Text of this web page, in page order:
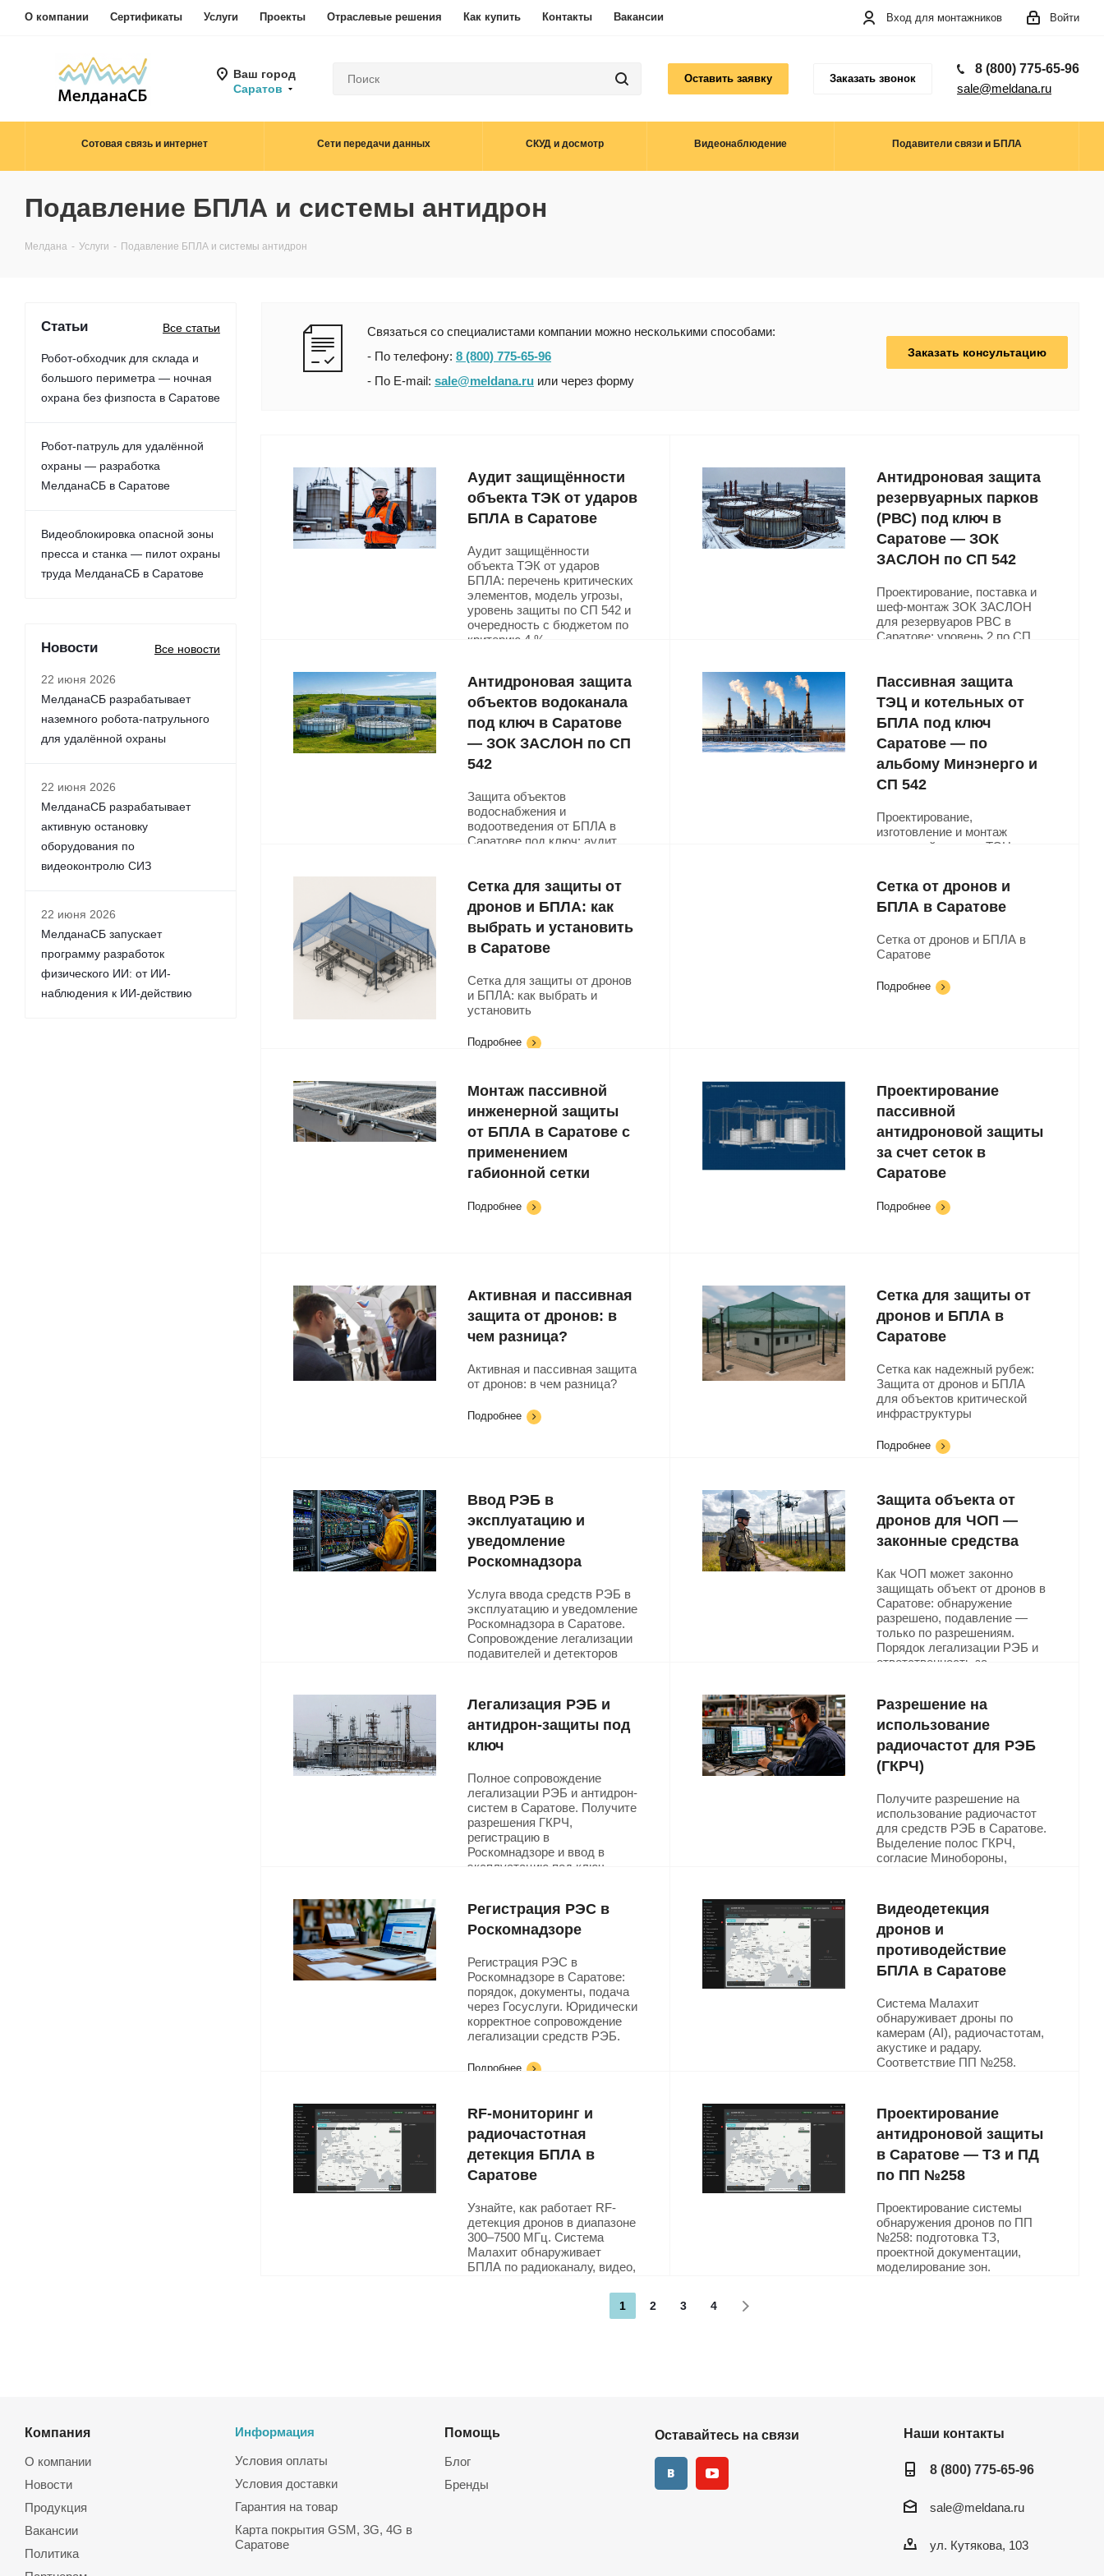
О компании Сертификаты Услуги Проекты Отраслевые решения Как купить Контакты Вакансии Войти
Вход для монтажников
Ваш город
Саратов
Оставить заявку Заказать звонок
8 (800) 775-65-96
sale@meldana.ru
Сотовая связь и интернет Сети передачи данных СКУД и досмотр Видеонаблюдение Подавители связи и БПЛА
Подавление БПЛА и системы антидрон
Мелдана - Услуги - Подавление БПЛА и системы антидрон
Связаться со специалистами компании можно несколькими способами:
- По телефону: 8 (800) 775-65-96
- По E-mail: sale@meldana.ru или через форму
Заказать консультацию
Аудит защищённости
объекта ТЭК от ударов
БПЛА в Саратове
Аудит защищённости
объекта ТЭК от ударов
БПЛА: перечень критических
элементов, модель угрозы,
уровень защиты по СП 542 и
очередность с бюджетом по
критерию 4 %.
Антидроновая защита
резервуарных парков
(РВС) под ключ в
Саратове — ЗОК
ЗАСЛОН по СП 542
Проектирование, поставка и
шеф-монтаж ЗОК ЗАСЛОН
для резервуаров РВС в
Саратове: уровень 2 по СП
Защита резервуарных парков
и нефтебаз под ключ.
Подробнее
Антидроновая защита
объектов водоканала
под ключ в Саратове
— ЗОК ЗАСЛОН по СП
542
Защита объектов
водоснабжения и
водоотведения от БПЛА в
Саратове под ключ: аудит,
ЗАСЛОН. Хлораторная,
насосные, РЧВ, ВОС, КОС,
КНС, скважины.
Подробнее
Пассивная защита
ТЭЦ и котельных от
БПЛА под ключ
Саратове — по
альбому Минэнерго и
СП 542
Проектирование,
изготовление и монтаж
пассивной защиты ТЭЦ,
по альбому Минэнерго, ЗОК-
сетки по СП 542,
ключ.
Сетка для защиты от
дронов и БПЛА: как
выбрать и установить
в Саратове
Сетка для защиты от дронов
и БПЛА: как выбрать и
установить
Подробнее
Сетка от дронов и
БПЛА в Саратове
Сетка от дронов и БПЛА в
Саратове
Подробнее
Монтаж пассивной
инженерной защиты
от БПЛА в Саратове с
применением
габионной сетки
Подробнее
Проектирование
пассивной
антидроновой защиты
за счет сеток в
Саратове
Подробнее
Активная и пассивная
защита от дронов: в
чем разница?
Активная и пассивная защита
от дронов: в чем разница?
Подробнее
Сетка для защиты от
дронов и БПЛА в
Саратове
Сетка как надежный рубеж:
Защита от дронов и БПЛА
для объектов критической
инфраструктуры
Подробнее
Ввод РЭБ в
эксплуатацию и
уведомление
Роскомнадзора
Услуга ввода средств РЭБ в
эксплуатацию и уведомление
Роскомнадзора в Саратове.
Сопровождение легализации
подавителей и детекторов
пусконаладки.
Подробнее
Защита объекта от
дронов для ЧОП —
законные средства
Как ЧОП может законно
защищать объект от дронов в
Саратове: обнаружение
разрешено, подавление —
только по разрешениям.
Порядок легализации РЭБ и
ответственность за
Подробнее
Легализация РЭБ и
антидрон-защиты под
ключ
Полное сопровождение
легализации РЭБ и антидрон-
систем в Саратове. Получите
разрешения ГКРЧ,
регистрацию в
Роскомнадзоре и ввод в
эксплуатацию под ключ.
Разрешение на
использование
радиочастот для РЭБ
(ГКРЧ)
Получите разрешение на
использование радиочастот
для средств РЭБ в Саратове.
Выделение полос ГКРЧ,
согласие Минобороны,
сопровождение от
МелданаСБ.
Подробнее
Регистрация РЭС в
Роскомнадзоре
Регистрация РЭС в
Роскомнадзоре в Саратове:
порядок, документы, подача
через Госуслуги. Юридически
корректное сопровождение
легализации средств РЭБ.
Подробнее
Видеодетекция
дронов и
противодействие
БПЛА в Саратове
Система Малахит
обнаруживает дроны по
камерам (AI), радиочастотам,
акустике и радару.
Соответствие ПП №258.
КИИ, промышленности в
Саратове.
Подробнее
RF-мониторинг и
радиочастотная
детекция БПЛА в
Саратове
Узнайте, как работает RF-
детекция дронов в диапазоне
300–7500 МГц. Система
Малахит обнаруживает
БПЛА по радиоканалу, видео,
Проектирование
антидроновой защиты
в Саратове — ТЗ и ПД
по ПП №258
Проектирование системы
обнаружения дронов по ПП
№258: подготовка ТЗ,
проектной документации,
моделирование зон.
1 2 3 4
Статьи Все статьи
Робот-обходчик для склада и
большого периметра — ночная
охрана без физпоста в Саратове
Робот-патруль для удалённой
охраны — разработка
МелданаСБ в Саратове
Видеоблокировка опасной зоны
пресса и станка — пилот охраны
труда МелданаСБ в Саратове
Новости Все новости
22 июня 2026
МелданаСБ разрабатывает
наземного робота-патрульного
для удалённой охраны
22 июня 2026
МелданаСБ разрабатывает
активную остановку
оборудования по
видеоконтролю СИЗ
22 июня 2026
МелданаСБ запускает
программу разработок
физического ИИ: от ИИ-
наблюдения к ИИ-действию
Компания
О компании
Новости
Продукция
Вакансии
Политика
Информация
Условия оплаты
Условия доставки
Гарантия на товар
Карта покрытия GSM, 3G, 4G в
Саратове
Помощь
Блог
Бренды
Оставайтесь на связи Наши контакты
8 (800) 775-65-96
sale@meldana.ru
ул. Кутякова, 103